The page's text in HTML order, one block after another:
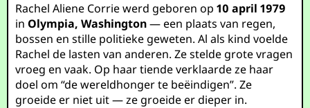
Rachel Aliene Corrie werd geboren op10 april 1979
inOlympia, Washington— een plaats van regen,
bossen en stille politieke geweten. Al als kind voelde
Rachel de lasten van anderen. Ze stelde grote vragen
vroeg en vaak. Op haar tiende verklaarde ze haar
doel om “de wereldhonger te beëindigen”. Ze
groeide er niet uit — ze groeide er dieper in.